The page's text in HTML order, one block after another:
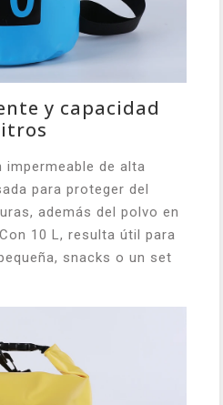
y capacidad
impermeable de alta
para proteger del
además del polvo en
10 L, resulta útil para
snacks o un set